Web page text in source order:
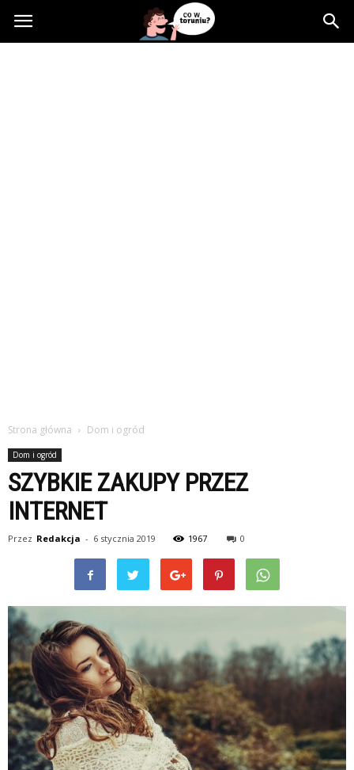
Cowtoruniu.pl
Strona główna Dom i ogród
Dom i ogród
SZYBKIE ZAKUPY PRZEZ
INTERNET
Przez Redakcja - 6 stycznia 2019 1967 0